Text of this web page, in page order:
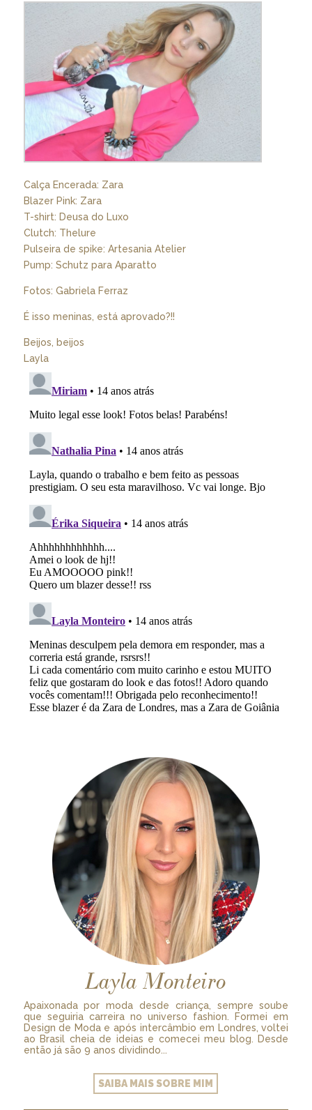
Calça Encerada: Zara
Blazer Pink: Zara
T-shirt: Deusa do Luxo
Clutch: Thelure
Pulseira de spike: Artesania Atelier
Pump: Schutz para Aparatto
Fotos: Gabriela Ferraz
É isso meninas, está aprovado?!!
Beijos, beijos
Layla
Layla Monteiro
Apaixonada por moda desde criança, sempre soube
que seguiria carreira no universo fashion. Formei em
Design de Moda e após intercâmbio em Londres, voltei
ao Brasil cheia de ideias e comecei meu blog. Desde
então já são 9 anos dividindo...
SAIBA MAIS SOBRE MIM